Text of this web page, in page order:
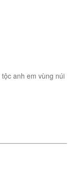
anh em vùng núi